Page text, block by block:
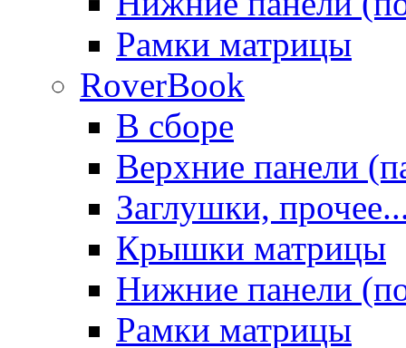
Рамки матрицы
RoverBook
В сборе
Верхние панели
Заглушки,
Крышки матрицы
Нижние панели
Рамки матрицы